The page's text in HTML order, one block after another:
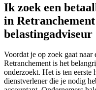
Ik zoek een
in
belastingadviseur
Voordat je op zoek gaat naar
Retranchement is het
onderzoekt. Het is ten eerste
dienstverlener die je nodig